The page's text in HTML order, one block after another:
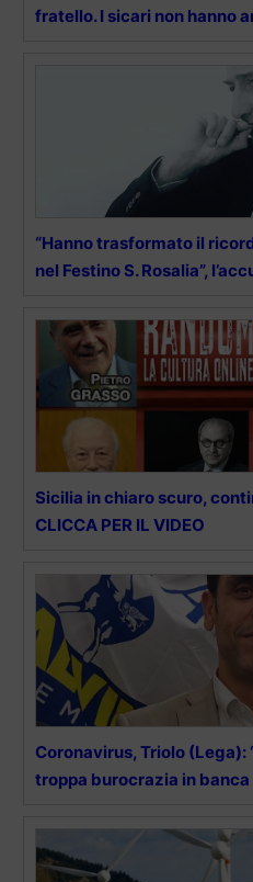
fratello. I sicari non hanno
“Hanno trasformato il
nel Festino S. Rosalia”,
Sicilia in chiaro scuro,
CLICCA PER IL VIDEO
Coronavirus, Triolo (Lega):
troppa burocrazia in banca